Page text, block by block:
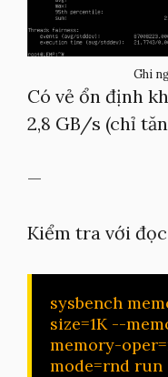
Ghi
Có vẻ ổn định
2,8 GB/s (chỉ
—
Kiểm tra với
sysbench
size=1K --
memory-
mode=rnd run